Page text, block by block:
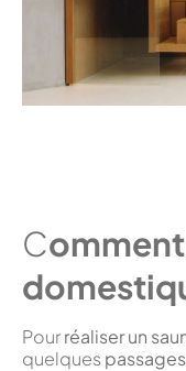
Comment
Pourréaliser un
quelques